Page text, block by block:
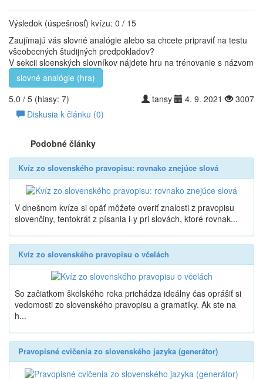
Výsledok (úspešnosť) kvízu: 0 / 15
Zaujímajú vás slovné analógie alebo sa chcete pripraviť na testu
všeobecných študijných predpokladov?
V sekcii sloenských slovníkov nájdete hru na trénovanie s názvom
slovné analógie (hra)
tansy
4. 9. 2021 3007
5,0 / 5 (hlasy: 7)
Diskusia k článku (0)
Podobné články
Kvíz zo slovenského pravopisu: rovnako znejúce slová
V dnešnom kvíze si opäť môžete overiť znalosti z pravopisu
slovenčiny, tentokrát z písania i-y pri slovách, ktoré rovnak...
Kvíz zo slovenského pravopisu o včelách
So začiatkom školského roka prichádza ideálny čas oprášiť si
vedomosti zo slovenského pravopisu a gramatiky. Ak ste na
h...
Pravopisné cvičenia zo slovenského jazyka (generátor)